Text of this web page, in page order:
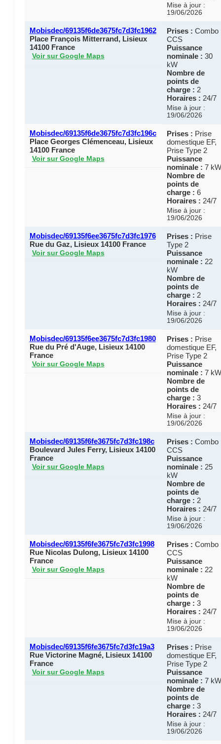
Mise à jour :
19/06/2026
Mobisdec/69135f6de3675fc7d3fc1962
Place François Mitterrand, Lisieux
14100 France
Voir sur Google Maps
Prises : Combo
CCS
Puissance
nominale : 30
kW
Nombre de
points de
charge : 2
Horaires : 24/7
Mise à jour :
19/06/2026
Mobisdec/69135f6de3675fc7d3fc196c
Place Georges Clémenceau, Lisieux
14100 France
Voir sur Google Maps
Prises : Prise
domestique EF,
Prise Type 2
Puissance
nominale : 7 kW
Nombre de
points de
charge : 6
Horaires : 24/7
Mise à jour :
19/06/2026
Mobisdec/69135f6ee3675fc7d3fc1976
Rue du Gaz, Lisieux 14100 France
Voir sur Google Maps
Prises : Prise
Type 2
Puissance
nominale : 22
kW
Nombre de
points de
charge : 2
Horaires : 24/7
Mise à jour :
19/06/2026
Mobisdec/69135f6ee3675fc7d3fc1980
Rue du Pré d'Auge, Lisieux 14100
France
Voir sur Google Maps
Prises : Prise
domestique EF,
Prise Type 2
Puissance
nominale : 7 kW
Nombre de
points de
charge : 3
Horaires : 24/7
Mise à jour :
19/06/2026
Mobisdec/69135f6fe3675fc7d3fc198c
Boulevard Jules Ferry, Lisieux 14100
France
Voir sur Google Maps
Prises : Combo
CCS
Puissance
nominale : 25
kW
Nombre de
points de
charge : 2
Horaires : 24/7
Mise à jour :
19/06/2026
Mobisdec/69135f6fe3675fc7d3fc1998
Rue Nicolas Dulong, Lisieux 14100
France
Voir sur Google Maps
Prises : Combo
CCS
Puissance
nominale : 22
kW
Nombre de
points de
charge : 3
Horaires : 24/7
Mise à jour :
19/06/2026
Mobisdec/69135f6fe3675fc7d3fc19a3
Rue Victorine Magné, Lisieux 14100
France
Voir sur Google Maps
Prises : Prise
domestique EF,
Prise Type 2
Puissance
nominale : 7 kW
Nombre de
points de
charge : 3
Horaires : 24/7
Mise à jour :
19/06/2026